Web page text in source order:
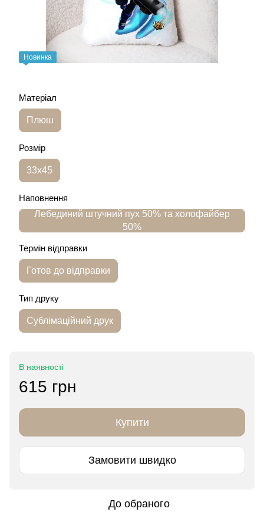
Новинка
Матеріал
Плюш
Розмір
33х45
Наповнення
Лебединий штучний пух 50% та холофайбер
50%
Термін відправки
Готов до відправки
Тип друку
Сублімаційний друк
В наявності
615 грн
Купити
Замовити швидко
До обраного